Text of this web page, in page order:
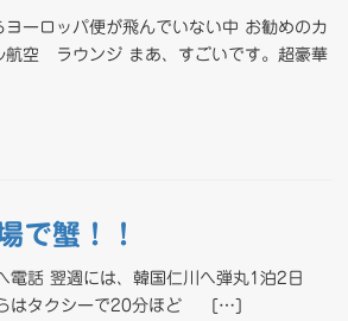
ーロッパ便が飛んでいない中 お勧めのカ
空 ラウンジ まあ、すごいです。超豪華
で蟹！！
電話 翌週には、韓国仁川へ弾丸1泊2日
らはタクシーで20分ほど […]